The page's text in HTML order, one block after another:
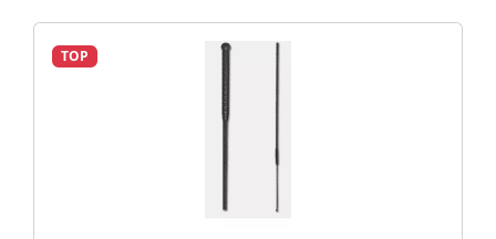
TOP